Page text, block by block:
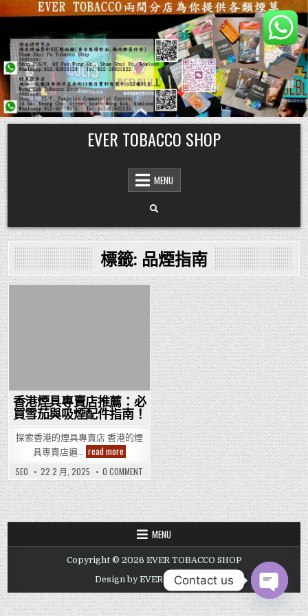
Skip
to
content
EVER TOBACCO SHOP
MENU
標籤: 品煙指南
香港煙具專賣店推薦：必
買雪茄與吸煙配件指南！
探索香港的煙具專賣店 香港的煙
具專賣店遍… read more香
港
煙
具
專
賣
店
推
薦：
雪
茄
與
吸
煙
配
件
指
SEO 22 2 月, 2025 0 COMMENT ON
香
港
煙
具
專
賣
店
推
薦：
買
茄
與
吸
煙
配
MENU
Copyright © 2026 EVER TOBACCO SHOP
Design by EVERCIGAR.COM
Contact us
OPEN
CHATY